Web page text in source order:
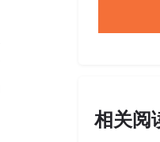
相关阅